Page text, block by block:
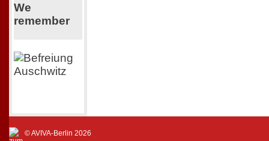
We
remember
© AVIVA-Berlin 2026